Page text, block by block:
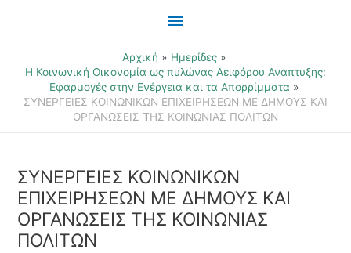
Αρχική
Ημερίδες
Η Κοινωνική Οικονομία ως πυλώνας Αειφόρου Ανάπτυξης:
Εφαρμογές στην Ενέργεια και τα Απορρίμματα
ΣΥΝΕΡΓΕΙΕΣ ΚΟΙΝΩΝΙΚΩΝ ΕΠΙΧΕΙΡΗΣΕΩΝ ΜΕ ΔΗΜΟΥΣ ΚΑΙ
ΟΡΓΑΝΩΣΕΙΣ ΤΗΣ ΚΟΙΝΩΝΙΑΣ ΠΟΛΙΤΩΝ
ΣΥΝΕΡΓΕΙΕΣ ΚΟΙΝΩΝΙΚΩΝ
ΕΠΙΧΕΙΡΗΣΕΩΝ ΜΕ ΔΗΜΟΥΣ ΚΑΙ
ΟΡΓΑΝΩΣΕΙΣ ΤΗΣ ΚΟΙΝΩΝΙΑΣ
ΠΟΛΙΤΩΝ